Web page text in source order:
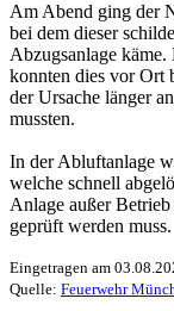
Am Abend ging der
bei dem dieser
Abzugsanlage
konnten dies vor Ort
der Ursache länger
mussten.
In der Abluftanlage
welche schnell
Anlage außer
geprüft werden muss.
Eingetragen am
Quelle: Feuerwehr